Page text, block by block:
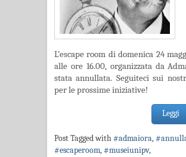
L’escape room di domenica 24
alle ore 16.00, organizzata da
stata annullata. Seguiteci sui
per le prossime iniziative!
Leggi
Post Tagged with#admaiora,
#escaperoom,#museiunipv,